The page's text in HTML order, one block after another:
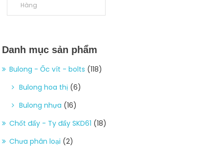
Hàng
Danh mục sản phẩm
Bulong - Ốc vít - bolts (118)
Bulong hoa thị (6)
Bulong nhựa (16)
Chốt đẩy - Ty đẩy SKD61 (18)
Chưa phân loại (2)